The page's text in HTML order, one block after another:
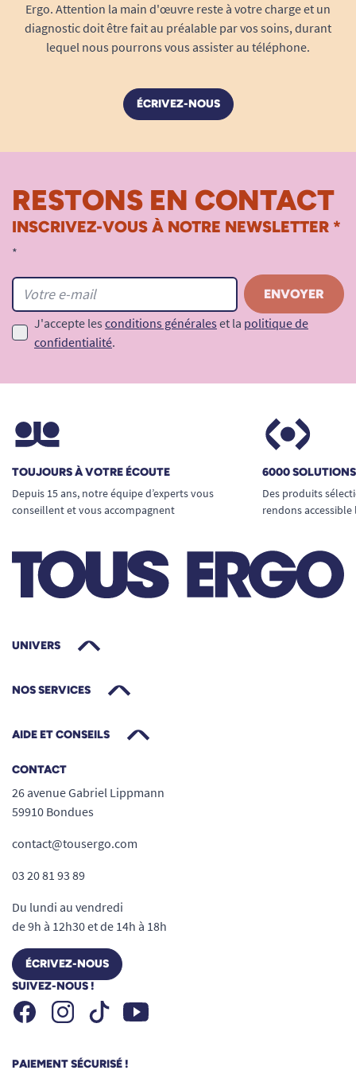
Ergo. Attention la main d'œuvre reste à votre charge et un
diagnostic doit être fait au préalable par vos soins, durant
lequel nous pourrons vous assister au téléphone.
ÉCRIVEZ-NOUS
RESTONS EN CONTACT
INSCRIVEZ-VOUS À NOTRE NEWSLETTER *
*
J'accepte les conditions générales et la politique de
confidentialité.
TOUJOURS À VOTRE ÉCOUTE
Depuis 15 ans, notre équipe d’experts vous
conseillent et vous accompagnent
6000
Des produits
rendons
UNIVERS
NOS SERVICES
AIDE ET CONSEILS
CONTACT
26 avenue Gabriel Lippmann
59910 Bondues
contact@tousergo.com
03 20 81 93 89
Du lundi au vendredi
de 9h à 12h30 et de 14h à 18h
ÉCRIVEZ-NOUS
SUIVEZ-NOUS !
FacebookInstagramTiktok Youtube
PAIEMENT SÉCURISÉ !